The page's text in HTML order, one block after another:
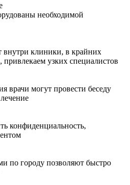
необходимой
внутри клиники, в крайних
привлекаем узких специалистов
врачи могут провести беседу
конфиденциальность,
по городу позволяют быстро